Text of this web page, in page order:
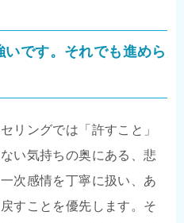
です。それでも進めら
リングでは「許すこと」
い気持ちの奥にある、悲
次感情を丁寧に扱い、あ
すことを優先します。そ